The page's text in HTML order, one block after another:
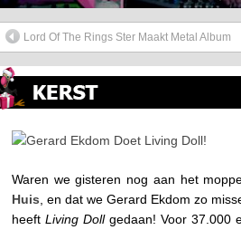
Lord Of The Rings Ster Maakt Metal Album
Waren we gisteren nog aan het
Huis , en dat we Gerard Ekdom zo
heeft Living Dollgedaan! Voor 37.000